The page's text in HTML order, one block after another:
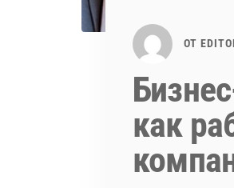
ОТ
как